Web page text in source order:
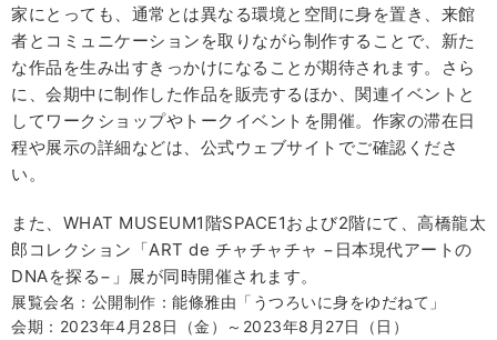
家にとっても、通常とは異なる環境と空間に身を置き、来館
者とコミュニケーションを取りながら制作することで、新た
な作品を生み出すきっかけになることが期待されます。さら
に、会期中に制作した作品を販売するほか、関連イベントと
してワークショップやトークイベントを開催。作家の滞在日
程や展示の詳細などは、公式ウェブサイトでご確認くださ
い。
また、WHAT MUSEUM1階SPACE1および2階にて、高橋龍太
郎コレクション「ART de チャチャチャ −日本現代アートの
DNAを探る−」展が同時開催されます。
展覧会名：公開制作：能條雅由「うつろいに身をゆだねて」
会期：2023年4月28日（金）～2023年8月27日（日）